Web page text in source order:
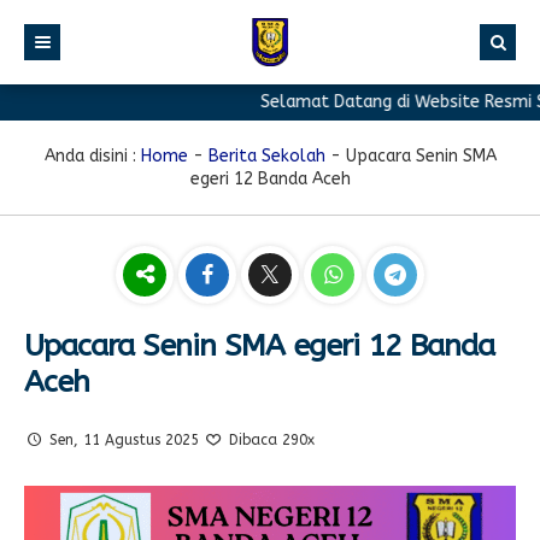
PROFIL
Akreditasi
Struktur Organisasi
Osis
Berita Sekolah
Artikel
Blog Guru
Ekstrakurikuler
Pramuka
Design Grafis
FASILITAS
GALERI
TAUTAN
Selamat Datang di Website Resmi
Anda disini : Home - Berita Sekolah - Upacara Senin SMA
egeri 12 Banda Aceh
Upacara Senin SMA egeri 12 Banda
Aceh
Sen, 11 Agustus 2025 Dibaca 290x